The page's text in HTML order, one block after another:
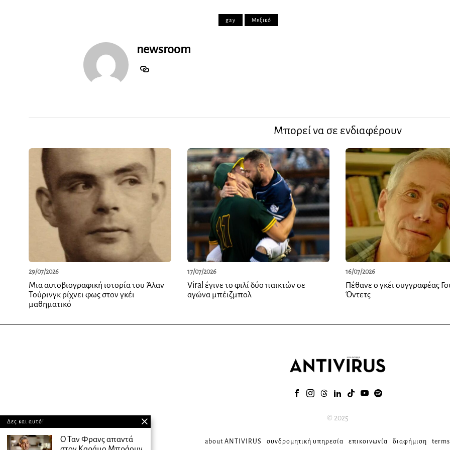
gay Μεξικό
newsroom
Μπορεί να σε ενδιαφέρουν
29/07/2026
Μια αυτοβιογραφική ιστορία του Άλαν
Τούρινγκ ρίχνει φως στον γκέι
μαθηματικό
17/07/2026
Viral έγινε το φιλί δύο παικτών σε
αγώνα μπέιζμπολ
16/07/2026
Πέθανε ο γκέι συγγραφέας
Όντετς
© 2025
about ANTIVIRUS συνδρομητική υπηρεσία επικοινωνία διαφήμιση
Δες και αυτό!
Ο Ταν Φρανς απαντά